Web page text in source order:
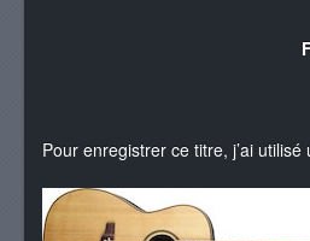
Pour enregistrer ce titre, j’ai utilisé